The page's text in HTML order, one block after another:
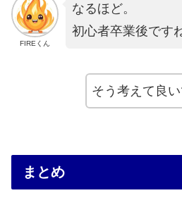
FIREくん
なるほど。
初心者卒業後です
そう考えて良い
まとめ